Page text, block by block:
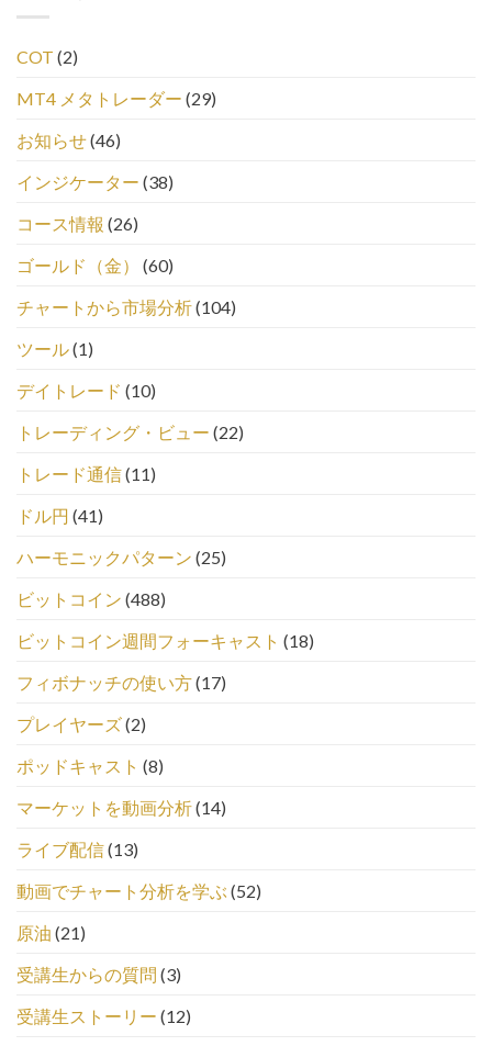
COT (2)
MT4 メタトレーダー (29)
お知らせ(46)
インジケーター (38)
コース情報 (26)
ゴールド（金）
(60)
チャートから市場分析(104)
ツール(1)
デイトレード (10)
トレーディング・ビュー (22)
トレード通信(11)
ドル円 (41)
ハーモニックパターン (25)
ビットコイン (488)
ビットコイン週間フォーキャスト (18)
フィボナッチの使い方(17)
プレイヤーズ(2)
ポッドキャスト (8)
マーケットを動画分析(14)
ライブ配信(13)
動画でチャート分析を学ぶ (52)
原油 (21)
受講生からの質問 (3)
受講生ストーリー (12)